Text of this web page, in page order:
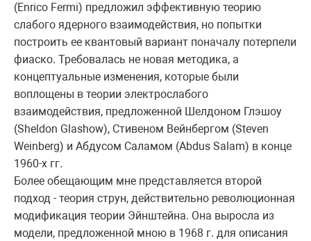
(Enrico Fermi) предложил эффективную теорию
слабого ядерного взаимодействия, но попытки
построить ее квантовый вариант поначалу потерпели
фиаско. Требовалась не новая методика, а
концептуальные изменения, которые были
воплощены в теории электрослабого
взаимодействия, предложенной Шелдоном Глэшоу
(Sheldon Glashow), Стивеном Вейнбергом (Steven
Weinberg) и Абдусом Саламом (Abdus Salam) в конце
1960-х гг.
Более обещающим мне представляется второй
подход - теория струн, действительно революционная
модификация теории Эйнштейна. Она выросла из
модели, предложенной мною в 1968 г. для описания